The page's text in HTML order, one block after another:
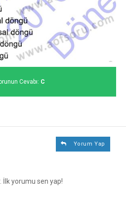
Cevabı: C
Yorum Yap
İlk yorumu sen yap!